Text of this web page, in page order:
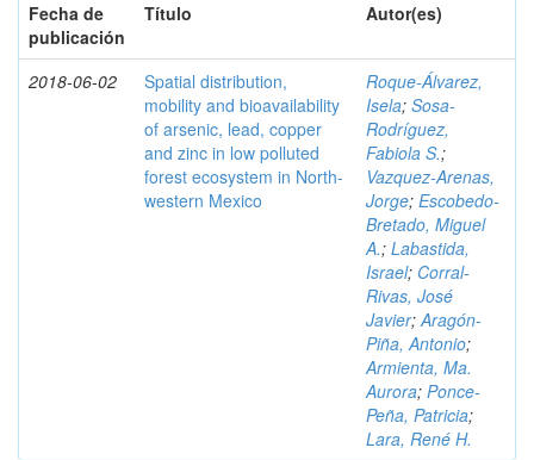
Fecha de
publicación
Título Autor(es)
2018-06-02
Spatial distribution,
mobility and bioavailability
of arsenic, lead, copper
and zinc in low polluted
forest ecosystem in North-
western Mexico
Roque-Álvarez,
Isela; Sosa-
Rodríguez,
Fabiola S.;
Vazquez-Arenas,
Jorge; Escobedo-
Bretado, Miguel
A.; Labastida,
Israel; Corral-
Rivas, José
Javier;Aragón-
Piña, Antonio;
Armienta, Ma.
Aurora; Ponce-
Peña, Patricia;
Lara, René H.